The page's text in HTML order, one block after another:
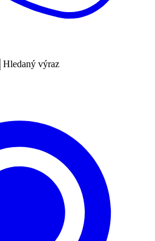
Hledaný výraz